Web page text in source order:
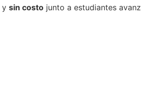
y sin costo junto a estudiantes